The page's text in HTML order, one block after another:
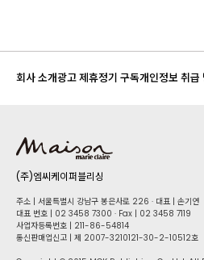
회사 소개광고 제휴정기 구독개인정보 취급
(주)엠씨케이퍼블리싱
주소 | 서울특별시 강남구 봉은사로 226 · 대표 | 손기연
대표 번호 | 02 34​58 7300 · Fax | 02 34​58 7119
사업자등록번호 | 211-86-5​4814
통신판매업신고 | 제 2007-3210121-30-2-10512호